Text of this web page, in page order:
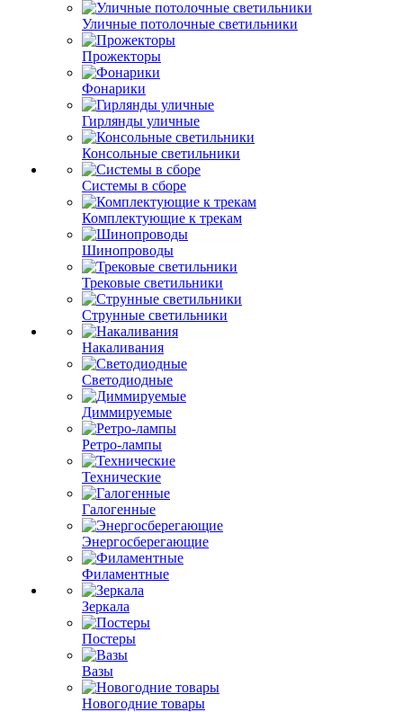
Уличные потолочные светильники
Прожекторы
Фонарики
Гирлянды уличные
Консольные светильники
Системы в сборе
Комплектующие к трекам
Шинопроводы
Трековые светильники
Струнные светильники
Накаливания
Светодиодные
Диммируемые
Ретро-лампы
Технические
Галогенные
Энергосберегающие
Филаментные
Зеркала
Постеры
Вазы
Новогодние товары